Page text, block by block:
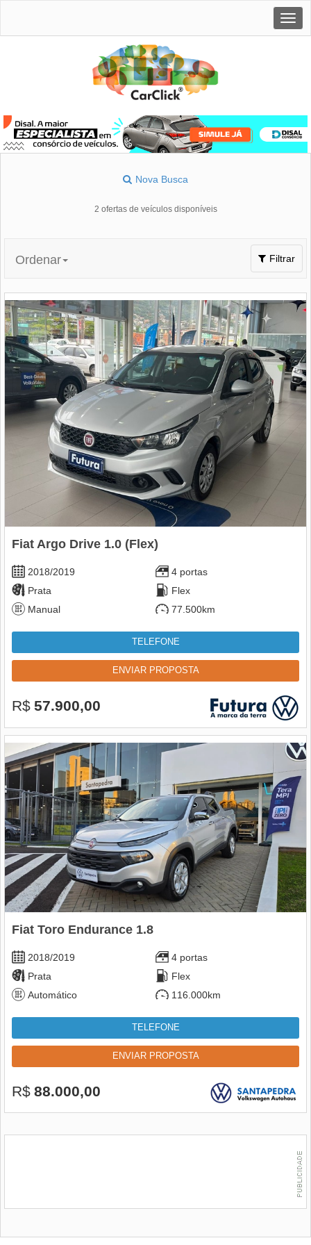
Nova Busca
2 ofertas de veículos disponíveis
Toggle
navigation
Filtrar
Ordenar
Fiat Argo Drive 1.0 (Flex)
2018/2019
4 portas
Prata
Flex
Manual
77.500km
TELEFONE
ENVIAR PROPOSTA
R$ 57.900,00
Fiat Toro Endurance 1.8
2018/2019
4 portas
Prata
Flex
Automático
116.000km
TELEFONE
ENVIAR PROPOSTA
R$ 88.000,00